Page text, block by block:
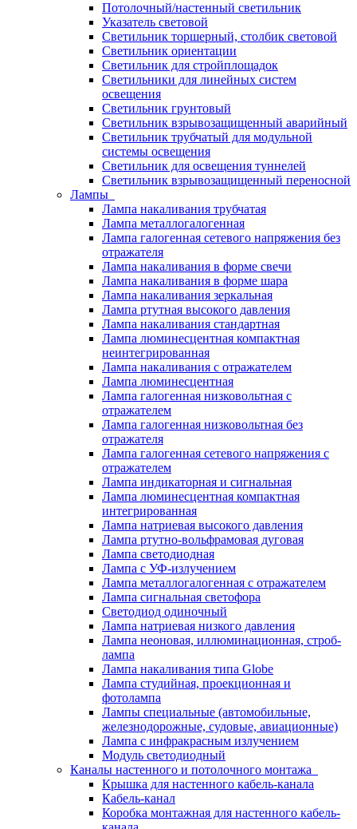
Потолочный/настенный светильник
Указатель световой
Светильник торшерный, столбик световой
Светильник ориентации
Светильник для стройплощадок
Светильники для линейных систем
освещения
Светильник грунтовый
Светильник взрывозащищенный аварийный
Светильник трубчатый для модульной
системы освещения
Светильник для освещения туннелей
Светильник взрывозащищенный переносной
Лампы
Лампа накаливания трубчатая
Лампа металлогалогенная
Лампа галогенная сетевого напряжения без
отражателя
Лампа накаливания в форме свечи
Лампа накаливания в форме шара
Лампа накаливания зеркальная
Лампа ртутная высокого давления
Лампа накаливания стандартная
Лампа люминесцентная компактная
неинтегрированная
Лампа накаливания с отражателем
Лампа люминесцентная
Лампа галогенная низковольтная с
отражателем
Лампа галогенная низковольтная без
отражателя
Лампа галогенная сетевого напряжения с
отражателем
Лампа индикаторная и сигнальная
Лампа люминесцентная компактная
интегрированная
Лампа натриевая высокого давления
Лампа ртутно-вольфрамовая дуговая
Лампа светодиодная
Лампа с УФ-излучением
Лампа металлогалогенная с отражателем
Лампа сигнальная светофора
Светодиод одиночный
Лампа натриевая низкого давления
Лампа неоновая, иллюминационная, строб-
лампа
Лампа накаливания типа Globe
Лампа студийная, проекционная и
фотолампа
Лампы специальные (автомобильные,
железнодорожные, судовые, авиационные)
Лампа с инфракрасным излучением
Модуль светодиодный
Каналы настенного и потолочного монтажа
Крышка для настенного кабель-канала
Кабель-канал
Коробка монтажная для настенного кабель-